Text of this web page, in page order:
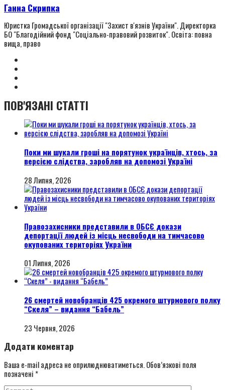
Ганна Скрипка
Юристка Громадської організації "Захист в'язнів України". Директорка
БО "Благодійний фонд "Соціально-правовий розвиток". Освіта: повна
вища, право
ПОВ'ЯЗАНІ СТАТТІ
Поки ми шукали гроші на порятунок українців, хтось, за
версією слідства, заробляв на допомозі Україні
28 Липня, 2026
Правозахисники представили в ОБСЄ докази
депортації людей із місць несвободи на тимчасово
окупованих територіях України
01 Липня, 2026
26 смертей новобранців 425 окремого штурмового полку
“Скеля” – видання “Бабель”
23 Червня, 2026
Додати коментар
Ваша e-mail адреса не оприлюднюватиметься.Обов’язкові поля
позначені *